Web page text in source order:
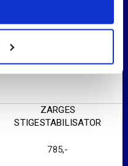
ZARGES
STIGESTABILISATOR
785,-